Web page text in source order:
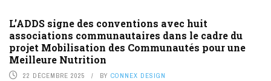
L’ADDS signe des conventions avec huit
associations communautaires dans le cadre du
projet Mobilisation des Communautés pour une
Meilleure Nutrition
22 DÉCEMBRE 2025 BY CONNEX DESIGN